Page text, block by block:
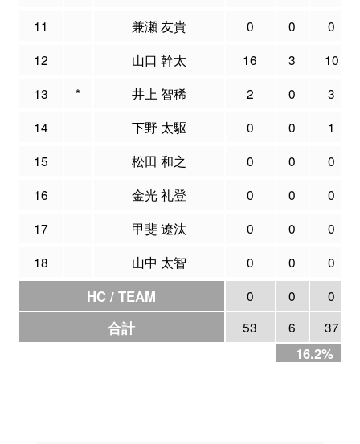
11
兼瀬 友貴 0 0
0
12
山口 幹太 16 3
10
13
* 井上 智稀 2 0
3
14
下野 太駆 0 0
1
15
松田 和之 0 0
0
16
金光 礼登 0 0
0
17
甲斐 遼汰 0 0
0
18
山中 太智 0 0 0
HC / TEAM 0 0 0
合計 53 6 37
16.2%